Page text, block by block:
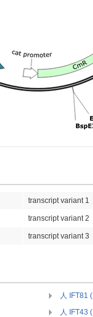
transcript variant 1
transcript variant 2
transcript variant 3
人 IFT81
人 IFT43